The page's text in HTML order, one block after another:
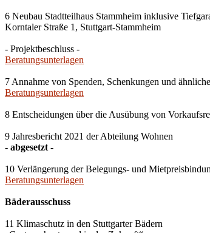
6 Neubau Stadtteilhaus Stammheim inklusive
Korntaler Straße 1, Stuttgart-Stammheim
- Projektbeschluss -
Beratungsunterlagen
7 Annahme von Spenden, Schenkungen und
Beratungsunterlagen
8 Entscheidungen über die Ausübung von
9 Jahresbericht 2021 der Abteilung Wohnen
- abgesetzt -
10 Verlängerung der Belegungs- und
Beratungsunterlagen
Bäderausschuss
11 Klimaschutz in den Stuttgarter Bädern